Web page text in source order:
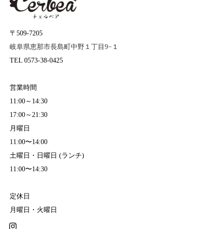
〒509-7205
岐阜県恵那市長島町中野１丁目9−１
TEL 0573-38-0425
営業時間
11:00～14:30
17:00～21:30
月曜日
11:00〜14:00
土曜日・日曜日 (ランチ)
11:00〜14:30
定休日
月曜日・火曜日